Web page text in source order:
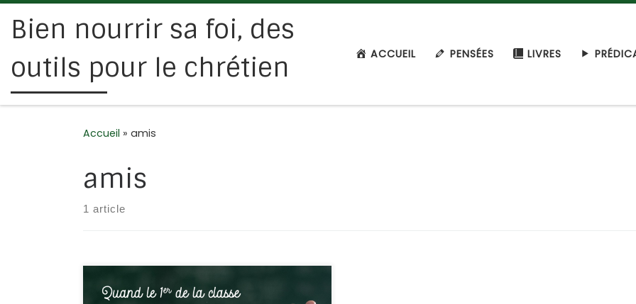
Passer au contenu
Bien nourrir sa foi, des
outils pour le chrétien
ACCUEIL PENSÉES LIVRES
Accueil » amis
amis
1 article